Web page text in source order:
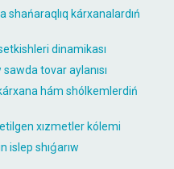
shańaraqlıq kárxanalardıń
dinamikası
sawda tovar aylanısı
hám shólkemlerdiń
xızmetler kólemi
islep shıǵarıw